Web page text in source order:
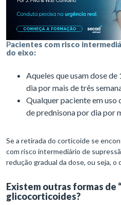
Pacientes com risco
do eixo:
Aqueles que usam dose
dia por mais de três
Qualquer paciente em uso
de prednisona por dia por
Se a retirada do corticoide se
com risco intermediário de
redução gradual da dose, ou seja, o
Existem outras formas de
glicocorticoides?